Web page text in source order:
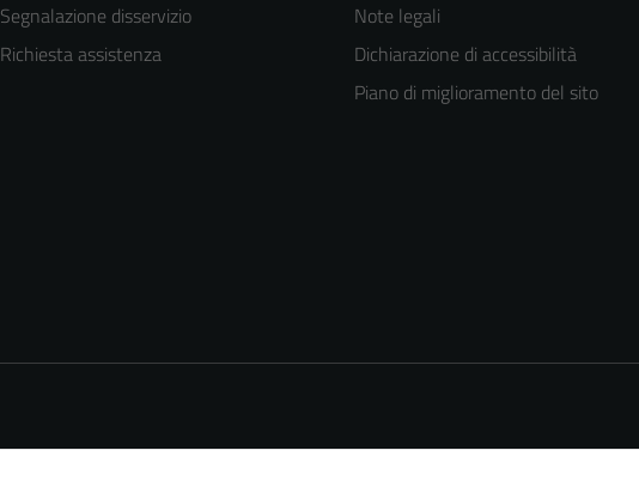
Segnalazione disservizio
Richiesta assistenza
Note legali
Dichiarazione di accessibilità
Piano di miglioramento del sito
funzionamento
essere